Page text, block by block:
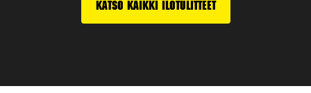
Katso kaikki ilotulitteet